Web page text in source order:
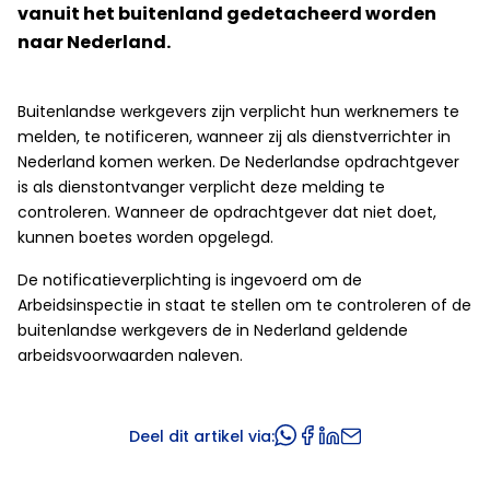
vanuit het buitenland gedetacheerd worden
naar Nederland.
Buitenlandse werkgevers zijn verplicht hun werknemers te
melden, te notificeren, wanneer zij als dienstverrichter in
Nederland komen werken. De Nederlandse opdrachtgever
is als dienstontvanger verplicht deze melding te
controleren. Wanneer de opdrachtgever dat niet doet,
kunnen boetes worden opgelegd.
De notificatieverplichting is ingevoerd om de
Arbeidsinspectie in staat te stellen om te controleren of de
buitenlandse werkgevers de in Nederland geldende
arbeidsvoorwaarden naleven.
Deel dit artikel via: